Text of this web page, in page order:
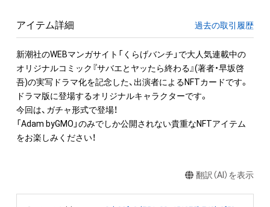
アイテム詳細 過去の取引履歴
新潮社のWEBマンガサイト「くらげバンチ」で大人気連載中の
オリジナルコミック『サバエとヤッたら終わる』(著者・早坂啓
吾)の実写ドラマ化を記念した、出演者によるNFTカードです。
ドラマ版に登場するオリジナルキャラクターです。
今回は、ガチャ形式で登場！
「Adam byGMO」のみでしか公開されない貴重なNFTアイテム
をお楽しみください！
翻訳（AI）を表示